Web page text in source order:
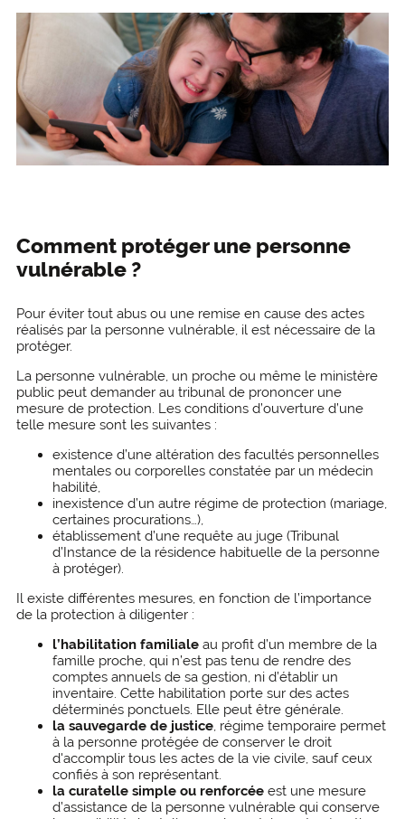
Comment protéger une personne
vulnérable ?
Pour éviter tout abus ou une remise en cause des actes
réalisés par la personne vulnérable, il est nécessaire de la
protéger.
La personne vulnérable, un proche ou même le ministère
public peut demander au tribunal de prononcer une
mesure de protection. Les conditions d’ouverture d’une
telle mesure sont les suivantes :
existence d’une altération des facultés personnelles
mentales ou corporelles constatée par un médecin
habilité,
inexistence d’un autre régime de protection (mariage,
certaines procurations…),
établissement d’une requête au juge (Tribunal
d’Instance de la résidence habituelle de la personne
à protéger).
Il existe différentes mesures, en fonction de l’importance
de la protection à diligenter :
l’habilitation familialeau profit d’un membre de la
famille proche, qui n’est pas tenu de rendre des
comptes annuels de sa gestion, ni d’établir un
inventaire. Cette habilitation porte sur des actes
déterminés ponctuels. Elle peut être générale.
la sauvegarde de justice, régime temporaire permet
à la personne protégée de conserver le droit
d'accomplir tous les actes de la vie civile, sauf ceux
confiés à son représentant.
la curatelle simple ou renforcéeest une mesure
d’assistance de la personne vulnérable qui conserve